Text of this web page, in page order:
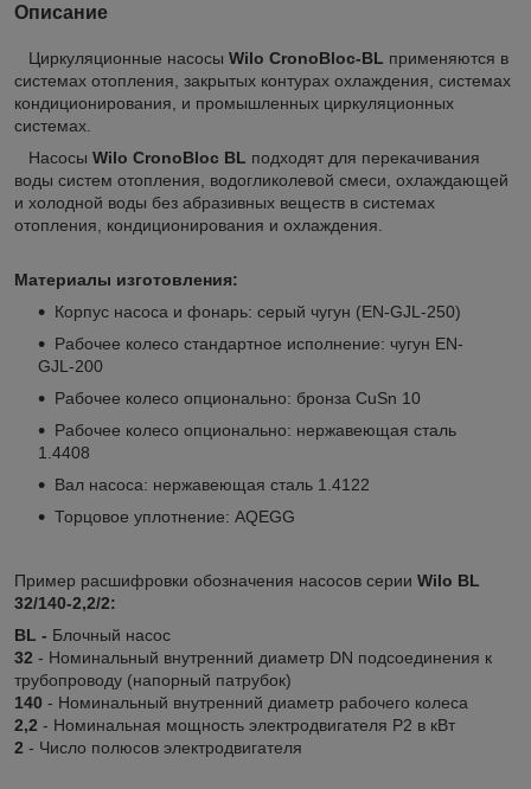
Описание
Циркуляционные насосы Wilo CronoBloc-BL применяются в
системах отопления, закрытых контурах охлаждения, системах
кондиционирования, и промышленных циркуляционных
системах.
Насосы Wilo CronoBloc BL подходят для перекачивания
воды систем отопления, водогликолевой смеси, охлаждающей
и холодной воды без абразивных веществ в системах
отопления, кондиционирования и охлаждения.
Материалы изготовления:
Корпус насоса и фонарь: серый чугун (EN‐GJL-250)
Рабочее колесо стандартное исполнение: чугун EN-
GJL-200
Рабочее колесо опционально: бронза CuSn 10
Рабочее колесо опционально: нержавеющая сталь
1.4408
Вал насоса: нержавеющая сталь 1.4122
Торцовое уплотнение: AQEGG
Пример расшифровки обозначения насосов серии Wilo BL
32/140-2,2/2:
BL - Блочный насос
32 - Номинальный внутренний диаметр DN подсоединения к
трубопроводу (напорный патрубок)
140 - Номинальный внутренний диаметр рабочего колеса
2,2 - Номинальная мощность электродвигателя P2 в кВт
2 - Число полюсов электродвигателя